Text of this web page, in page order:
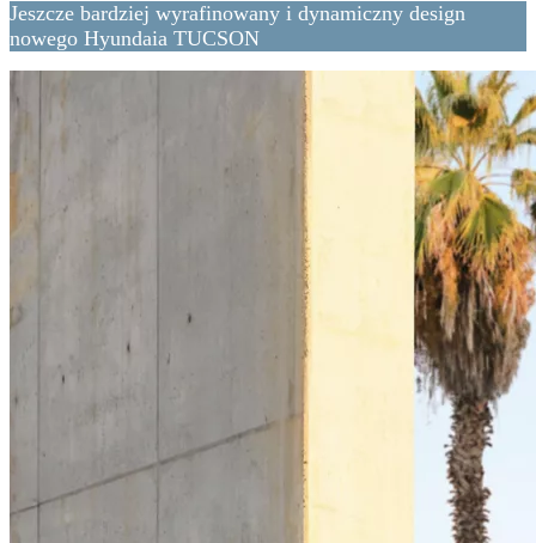
Jeszcze bardziej wyrafinowany i dynamiczny design
nowego Hyundaia TUCSON